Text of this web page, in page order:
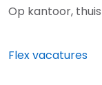
Op kantoor,
Flex vacatures